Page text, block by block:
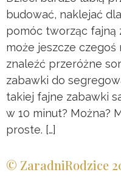
budować, naklejać
pomóc tworząc fajną
może jeszcze czegoś
znaleźć przeróżne
zabawki do
takiej fajne zabawki
w 10 minut? Można?
proste. […]
© ZaradniRodzice